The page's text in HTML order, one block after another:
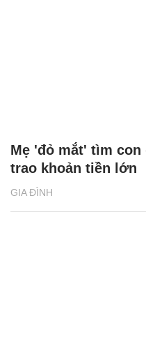
GIA ĐÌNH
Mẹ 'đỏ mắt' tìm con
trao khoản tiền lớn